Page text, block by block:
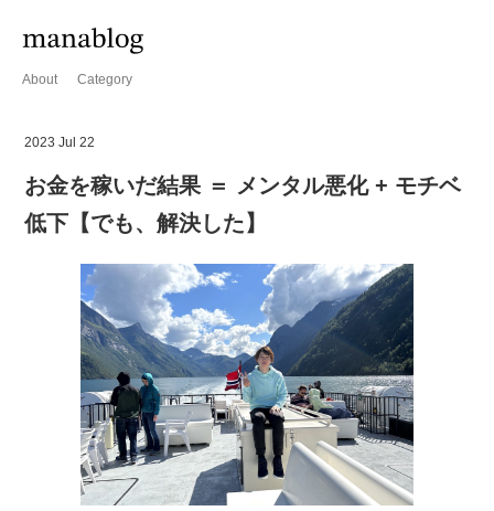
About Category
2023 Jul 22
お金を稼いだ結果 ＝ メンタル悪化 + モチベ
低下【でも、解決した】